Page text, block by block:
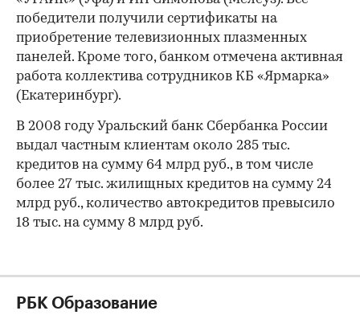
победители получили сертификаты на
приобретение телевизионных плазменных
панелей. Кроме того, банком отмечена активная
работа коллектива сотрудников КБ «Ярмарка»
(Екатеринбург).
В 2008 году Уральский банк Сбербанка России
выдал частным клиентам около 285 тыс.
кредитов на сумму 64 млрд руб., в том числе
более 27 тыс. жилищных кредитов на сумму 24
млрд руб., количество автокредитов превысило
18 тыс. на сумму 8 млрд руб.
РБК Образование